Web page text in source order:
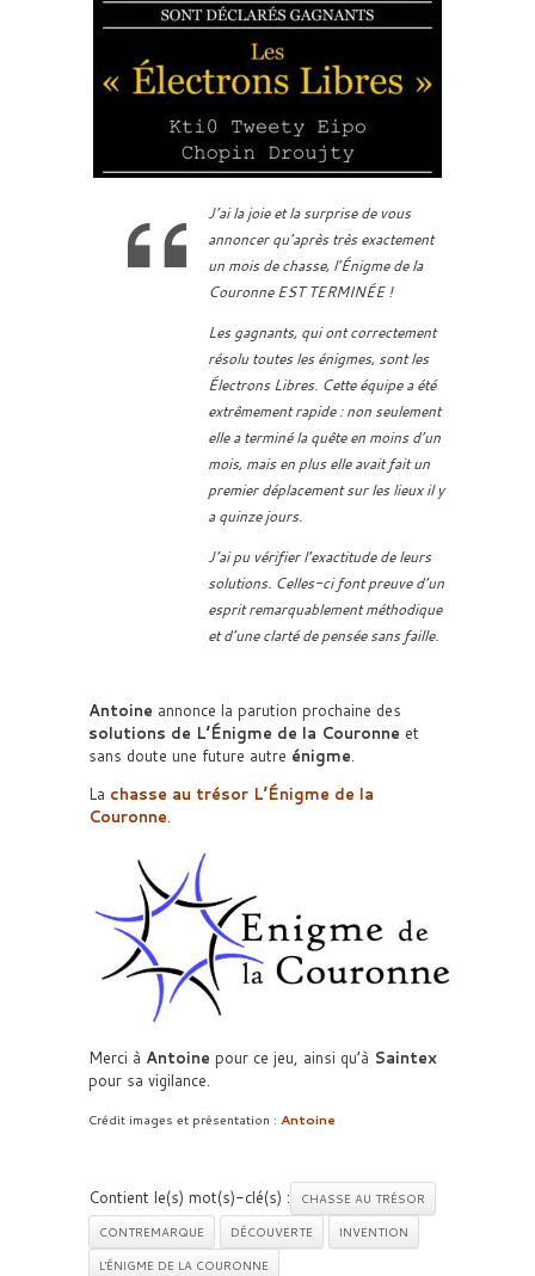
J’ai la joie et la surprise de vous
annoncer qu’après très exactement
un mois de chasse, l’Énigme de la
Couronne EST TERMINÉE !
Les gagnants, qui ont correctement
résolu toutes les énigmes, sont les
Électrons Libres. Cette équipe a été
extrêmement rapide : non seulement
elle a terminé la quête en moins d’un
mois, mais en plus elle avait fait un
premier déplacement sur les lieux il y
a quinze jours.
J’ai pu vérifier l’exactitude de leurs
solutions. Celles-ci font preuve d’un
esprit remarquablement méthodique
et d’une clarté de pensée sans faille.
Antoine annonce la parution prochaine des
solutions de L’Énigme de la Couronne et
sans doute une future autre énigme.
La chasse au trésor L’Énigme de la
Couronne.
Merci à Antoine pour ce jeu, ainsi qu’à Saintex
pour sa vigilance.
Crédit images et présentation : Antoine
Contient le(s) mot(s)-clé(s) :
CHASSE AU TRÉSOR
CONTREMARQUE
DÉCOUVERTE
INVENTION
L'ÉNIGME DE LA COURONNE